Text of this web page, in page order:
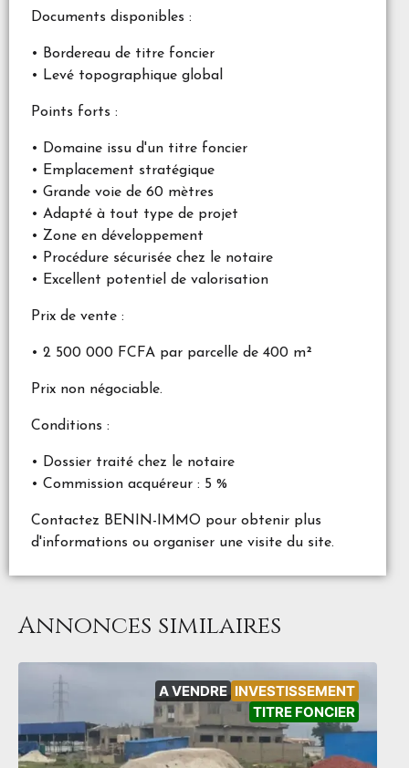
Documents disponibles :
• Bordereau de titre foncier
• Levé topographique global
Points forts :
• Domaine issu d'un titre foncier
• Emplacement stratégique
• Grande voie de 60 mètres
• Adapté à tout type de projet
• Zone en développement
• Procédure sécurisée chez le notaire
• Excellent potentiel de valorisation
Prix de vente :
• 2 500 000 FCFA par parcelle de 400 m²
Prix non négociable.
Conditions :
• Dossier traité chez le notaire
• Commission acquéreur : 5 %
Contactez BENIN-IMMO pour obtenir plus
d'informations ou organiser une visite du site.
Annonces similaires
A VENDRE INVESTISSEMENT
TITRE FONCIER